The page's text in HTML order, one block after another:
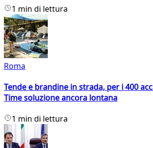
1 min di lettura
Roma
Tende e brandine in strada, per i 400
Time soluzione ancora lontana
1 min di lettura